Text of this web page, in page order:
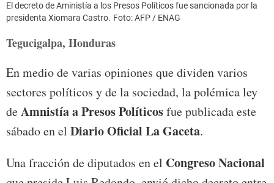
El decreto de Aministía a los Presos Políticos fue sancionada por la
presidenta Xiomara Castro. Foto: AFP / ENAG
Tegucigalpa, Honduras
En medio de varias opiniones que dividen varios
sectores políticos y de la sociedad, la polémica ley
deAmnistíaaPresosPolíticosfue publicada este
sábado en el Diario Oficial La Gaceta.
Una fracción de diputados en el Congreso Nacional